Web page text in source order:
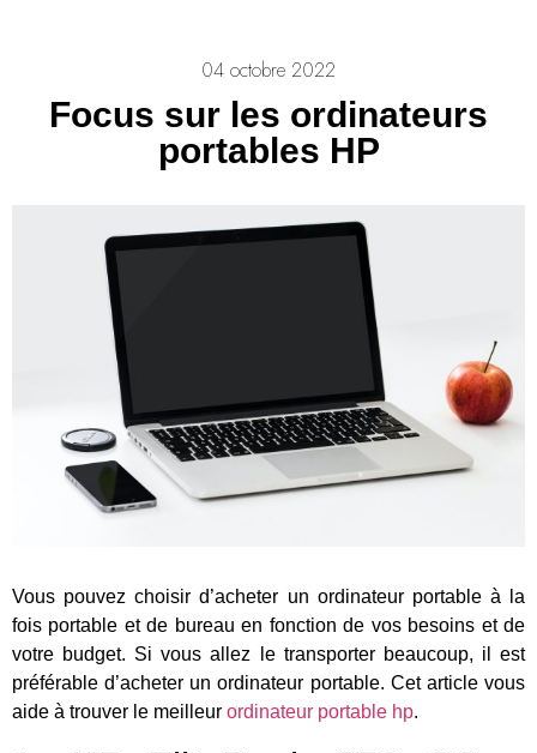
04 octobre 2022
Focus sur les ordinateurs
portables HP
Vous pouvez choisir d’acheter un ordinateur portable à la
fois portable et de bureau en fonction de vos besoins et de
votre budget. Si vous allez le transporter beaucoup, il est
préférable d’acheter un ordinateur portable. Cet article vous
aide à trouver le meilleur ordinateur portable hp.